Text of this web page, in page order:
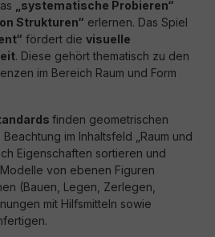
„systematische Probieren“
Strukturen“ erlernen. Das Spiel
fördert die visuelle
. Diese gehört thematisch zu den
im Bereich Raum und Form
finden geometrischen
im Inhaltsfeld „Raum und
Eigenschaften sortieren und
von ebenen Figuren
(Bauen, Legen, Zerlegen,
mit Hilfsmitteln sowie